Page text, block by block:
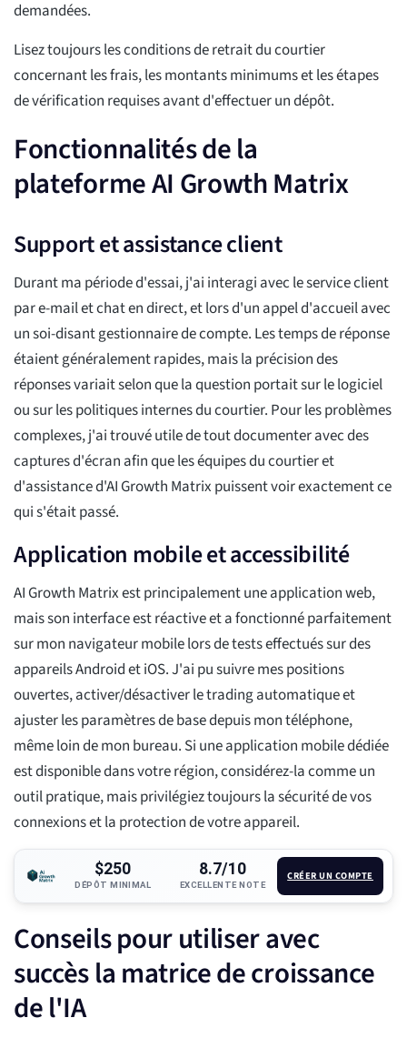
demandées.
Lisez toujours les conditions de retrait du courtier
concernant les frais, les montants minimums et les étapes
de vérification requises avant d'effectuer un dépôt.
Fonctionnalités de la
plateforme AI Growth Matrix
Support et assistance client
Durant ma période d'essai, j'ai interagi avec le service client
par e-mail et chat en direct, et lors d'un appel d'accueil avec
un soi-disant gestionnaire de compte. Les temps de réponse
étaient généralement rapides, mais la précision des
réponses variait selon que la question portait sur le logiciel
ou sur les politiques internes du courtier. Pour les problèmes
complexes, j'ai trouvé utile de tout documenter avec des
captures d'écran afin que les équipes du courtier et
d'assistance d'AI Growth Matrix puissent voir exactement ce
qui s'était passé.
Application mobile et accessibilité
AI Growth Matrix est principalement une application web,
mais son interface est réactive et a fonctionné parfaitement
sur mon navigateur mobile lors de tests effectués sur des
appareils Android et iOS. J'ai pu suivre mes positions
ouvertes, activer/désactiver le trading automatique et
ajuster les paramètres de base depuis mon téléphone,
même loin de mon bureau. Si une application mobile dédiée
est disponible dans votre région, considérez-la comme un
outil pratique, mais privilégiez toujours la sécurité de vos
connexions et la protection de votre appareil.
$250
DÉPÔT MINIMAL
8.7/10
EXCELLENTE NOTE
CRÉER UN COMPTE
Conseils pour utiliser avec
succès la matrice de croissance
de l'IA